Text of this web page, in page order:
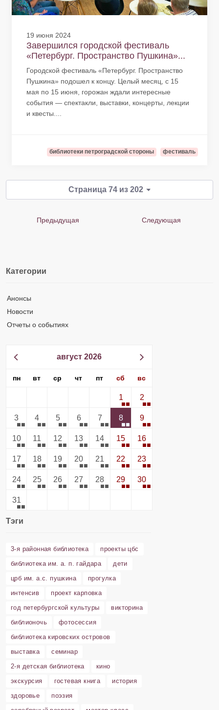
19 июня 2024
Завершился городской фестиваль
«Петербург. Пространство Пушкина»...
Городской фестиваль «Петербург. Пространство
Пушкина» подошел к концу. Целый месяц, с 15
мая по 15 июня, горожан ждали интересные
события — спектакли, выставки, концерты, лекции
и квесты....
библиотеки петроградской стороны фестиваль
Страница 74 из 202
Предыдущая Следующая
Категории
Анонсы
Новости
Отчеты о событиях
август 2026
пн вт ср чт пт сб вс
1 2
3 4 5 6 7 8 9
10 11 12 13 14 15 16
17 18 19 20 21 22 23
24 25 26 27 28 29 30
31
Тэги
3-я районная библиотека
проекты цбс
библиотека им. а. п. гайдара
дети
црб им. а.с. пушкина
прогулка
интенсив
проект карповка
год петербургской культуры
викторина
библионочь
фотосессия
библиотека кировских островов
выставка
семинар
2-я детская библиотека
кино
экскурсия
гостевая книга
история
здоровье
поэзия